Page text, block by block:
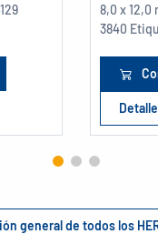
8,0 x 12,0
3840
general de todos los